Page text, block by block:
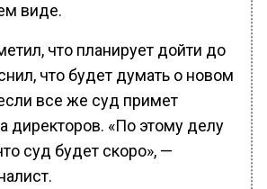
виде.
что планирует дойти до
что будет думать о новом
все же суд примет
директоров. «По этому делу
суд будет скоро», —